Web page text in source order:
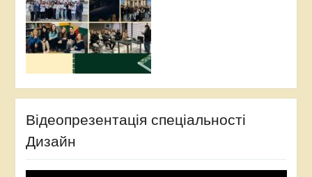
Відеопрезентація спеціальності
Дизайн